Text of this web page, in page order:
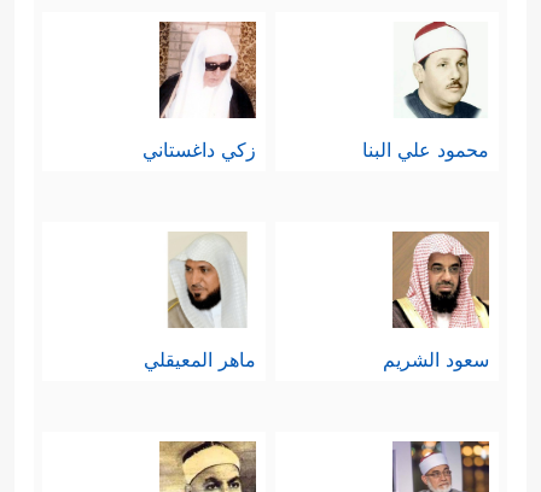
محمود علي البنا زكي داغستاني
سعود الشريم ماهر المعيقلي